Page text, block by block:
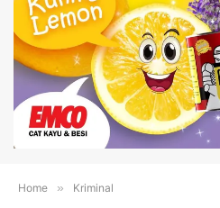
Home » Kriminal